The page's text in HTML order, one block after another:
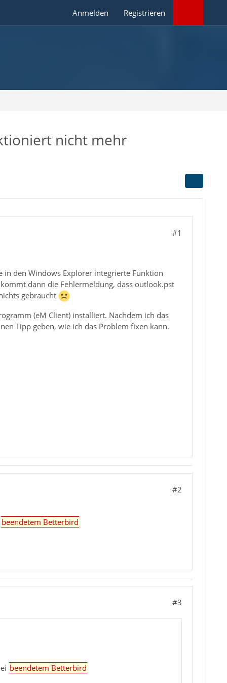
Anmelden Registrieren
nicht mehr
#1
in den Windows Explorer integrierte Funktion
dann die Fehlermeldung, dass outlook.pst
gebraucht
(eM Client) installiert. Nachdem ich das
Tipp geben, wie ich das Problem fixen kann.
#2
beendetem Betterbird
#3
beendetem Betterbird